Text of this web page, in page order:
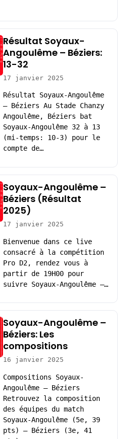
Résultat Soyaux-
Angoulême – Béziers:
13-32
17 janvier 2025
Résultat Soyaux-Angoulême
– Béziers Au Stade Chanzy
Angoulême, Béziers bat
Soyaux-Angoulême 32 à 13
(mi-temps: 10-3) pour le
compte de…
Soyaux-Angoulême –
Béziers (Résultat
2025)
17 janvier 2025
Bienvenue dans ce live
consacré à la compétition
Pro D2, rendez vous à
partir de 19H00 pour
suivre Soyaux-Angoulême –…
Soyaux-Angoulême –
Béziers: Les
compositions
16 janvier 2025
Compositions Soyaux-
Angoulême – Béziers
Retrouvez la composition
des équipes du match
Soyaux-Angoulême (5e, 39
pts) – Béziers (3e, 41